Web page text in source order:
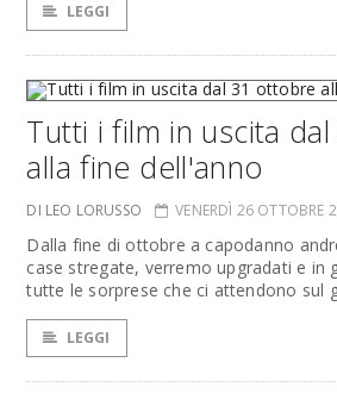
LEGGI
Tutti i film in uscita
alla fine dell'anno
DI LEO LORUSSO VENERDÌ 26 OTTOBRE
Dalla fine di ottobre a capodanno
case stregate, verremo upgradati e in
tutte le sorprese che ci attendono sul
LEGGI